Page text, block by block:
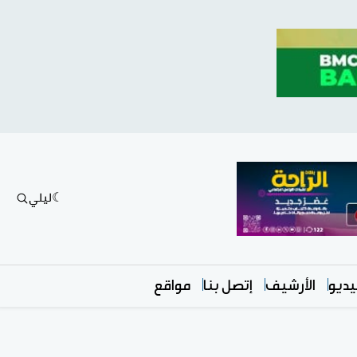
ليلي
الأرشيف إتصل بنا مواقع